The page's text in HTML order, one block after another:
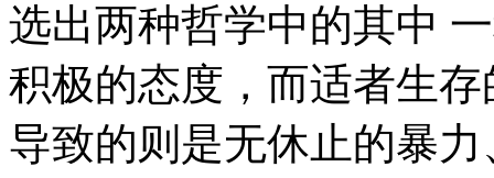
选出两种哲学中的其中
积极的态度，而适者生
导致的则是无休止的暴